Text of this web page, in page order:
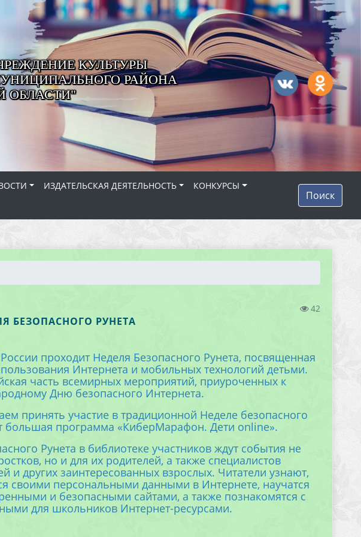
КУЛЬТУРЫ
РАЙОНА
ОБЛАСТИ"
ИЗДАТЕЛЬСКАЯ ДЕЯТЕЛЬНОСТЬ
КОНКУРСЫ
Поиск
42
БЕЗОПАСНОГО РУНЕТА
проходит Неделя Безопасного Рунета, посвященная
Интернета и мобильных технологий детьми.
часть всемирных мероприятий, приуроченных к
Дню безопасного Интернета.
принять участие в традиционной Неделе безопасного
большая программа «КиберМарафон. Дети online».
Рунета в библиотеке участников ждут события не
но и для их родителей, а также специалистов
и других заинтересованных взрослых. Читатели узнают,
своими персональными данными в Интернете, научатся
и безопасными сайтами, а также познакомятся с
для школьников Интернет-ресурсами.